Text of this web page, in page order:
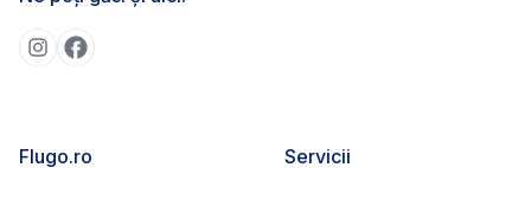
Flugo.ro Servicii